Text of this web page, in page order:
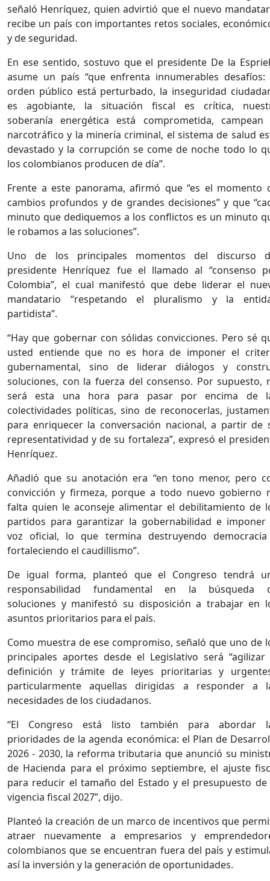
señaló Henríquez, quien advirtió que el nuevo
recibe un país con importantes retos sociales,
y de seguridad.
En ese sentido, sostuvo que el presidente De la
asume un país “que enfrenta innumerables desafíos:
orden público está perturbado, la inseguridad
es agobiante, la situación fiscal es crítica,
soberanía energética está comprometida, campean
narcotráfico y la minería criminal, el sistema de salud
devastado y la corrupción se come de noche todo lo
los colombianos producen de día”.
Frente a este panorama, afirmó que “es el momento
cambios profundos y de grandes decisiones” y que
minuto que dediquemos a los conflictos es un minuto
le robamos a las soluciones”.
Uno de los principales momentos del discurso
presidente Henríquez fue el llamado al “consenso
Colombia”, el cual manifestó que debe liderar el
mandatario “respetando el pluralismo y la
partidista”.
“Hay que gobernar con sólidas convicciones. Pero sé
usted entiende que no es hora de imponer el
gubernamental, sino de liderar diálogos y
soluciones, con la fuerza del consenso. Por supuesto,
será esta una hora para pasar por encima de
colectividades políticas, sino de reconocerlas,
para enriquecer la conversación nacional, a partir de
representatividad y de su fortaleza”, expresó el
Henríquez.
Añadió que su anotación era “en tono menor, pero
convicción y firmeza, porque a todo nuevo gobierno
falta quien le aconseje alimentar el debilitamiento de
partidos para garantizar la gobernabilidad e imponer
voz oficial, lo que termina destruyendo
fortaleciendo el caudillismo”.
De igual forma, planteó que el Congreso tendrá
responsabilidad fundamental en la búsqueda
soluciones y manifestó su disposición a trabajar en
asuntos prioritarios para el país.
Como muestra de ese compromiso, señaló que uno de
principales aportes desde el Legislativo será “agilizar
definición y trámite de leyes prioritarias y
particularmente aquellas dirigidas a responder a
necesidades de los ciudadanos.
“El Congreso está listo también para abordar
prioridades de la agenda económica: el Plan de
2026 - 2030, la reforma tributaria que anunció su
de Hacienda para el próximo septiembre, el ajuste
para reducir el tamaño del Estado y el presupuesto de
vigencia fiscal 2027”, dijo.
Planteó la creación de un marco de incentivos que
atraer nuevamente a empresarios y
colombianos que se encuentran fuera del país y
así la inversión y la generación de oportunidades.